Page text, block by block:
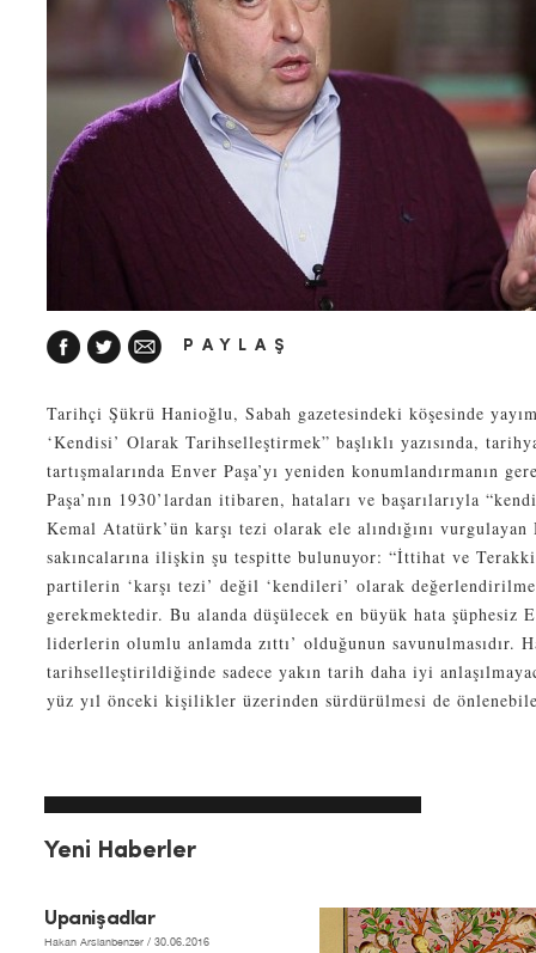
PAYLAŞ
Tarihçi Şükrü Hanioğlu, Sabah gazetesindeki köşesinde
‘Kendisi’ Olarak Tarihselleştirmek” başlıklı yazısında,
tartışmalarında Enver Paşa’yı yeniden konumlandırmanın
Paşa’nın 1930’lardan itibaren, hataları ve başarılarıyla
Kemal Atatürk’ün karşı tezi olarak ele alındığını
sakıncalarına ilişkin şu tespitte bulunuyor: “İttihat ve
partilerin ‘karşı tezi’ değil ‘kendileri’ olarak
gerekmektedir. Bu alanda düşülecek en büyük hata şüphesiz
liderlerin olumlu anlamda zıttı’ olduğunun savunulmasıdır.
tarihselleştirildiğinde sadece yakın tarih daha iyi
yüz yıl önceki kişilikler üzerinden sürdürülmesi de
Yeni Haberler
Upanişadlar
Hakan Arslanbenzer / 30.06.2016